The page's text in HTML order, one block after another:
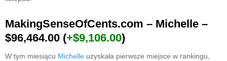
MakingSenseOfCents.com – Michelle –
$96,464.00 (+$9,106.00)
W tym miesiącu Michelle uzyskała pierwsze miejsce w rankingu,